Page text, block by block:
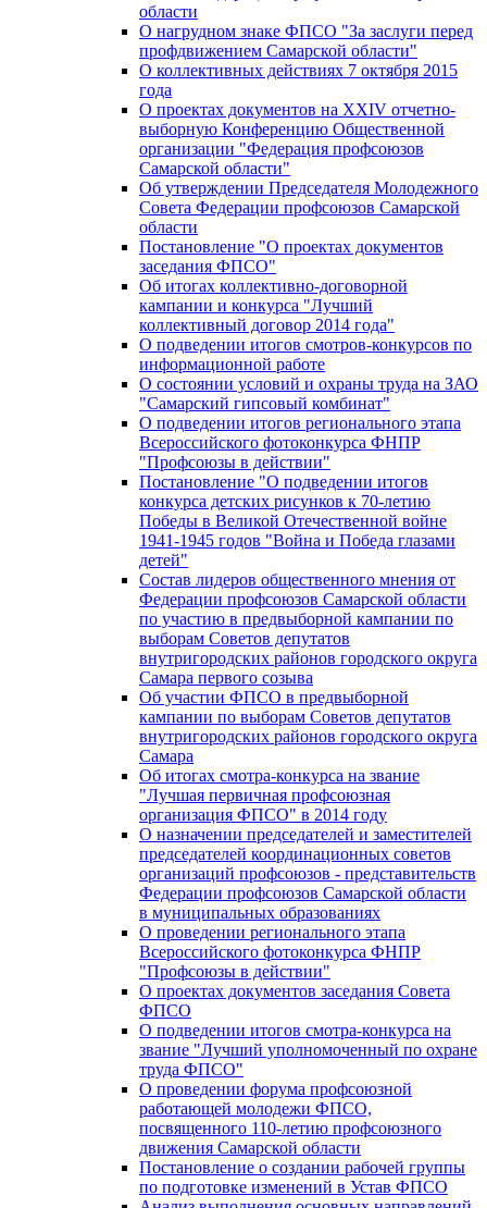
области
О нагрудном знаке ФПСО "За заслуги перед
профдвижением Самарской области"
О коллективных действиях 7 октября 2015
года
О проектах документов на XXIV отчетно-
выборную Конференцию Общественной
организации "Федерация профсоюзов
Самарской области"
Об утверждении Председателя Молодежного
Совета Федерации профсоюзов Самарской
области
Постановление "О проектах документов
заседания ФПСО"
Об итогах коллективно-договорной
кампании и конкурса "Лучший
коллективный договор 2014 года"
О подведении итогов смотров-конкурсов по
информационной работе
О состоянии условий и охраны труда на ЗАО
"Самарский гипсовый комбинат"
О подведении итогов регионального этапа
Всероссийского фотоконкурса ФНПР
"Профсоюзы в действии"
Постановление "О подведении итогов
конкурса детских рисунков к 70-летию
Победы в Великой Отечественной войне
1941-1945 годов "Война и Победа глазами
детей"
Состав лидеров общественного мнения от
Федерации профсоюзов Самарской области
по участию в предвыборной кампании по
выборам Советов депутатов
внутригородских районов городского округа
Самара первого созыва
Об участии ФПСО в предвыборной
кампании по выборам Советов депутатов
внутригородских районов городского округа
Самара
Об итогах смотра-конкурса на звание
"Лучшая первичная профсоюзная
организация ФПСО" в 2014 году
О назначении председателей и заместителей
председателей координационных советов
организаций профсоюзов - представительств
Федерации профсоюзов Самарской области
в муниципальных образованиях
О проведении регионального этапа
Всероссийского фотоконкурса ФНПР
"Профсоюзы в действии"
О проектах документов заседания Совета
ФПСО
О подведении итогов смотра-конкурса на
звание "Лучший уполномоченный по охране
труда ФПСО"
О проведении форума профсоюзной
работающей молодежи ФПСО,
посвященного 110-летию профсоюзного
движения Самарской области
Постановление о создании рабочей группы
по подготовке изменений в Устав ФПСО